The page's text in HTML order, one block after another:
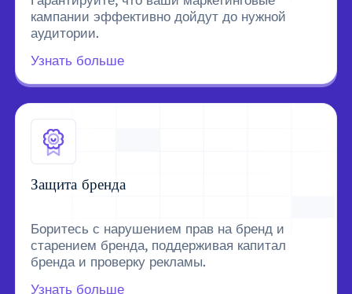
кампании эффективно дойдут до нужной
аудитории.
Узнать больше
Защита бренда
Боритесь с нарушением прав на бренд и
старением бренда, поддерживая капитал
бренда и проверку рекламы.
Узнать больше